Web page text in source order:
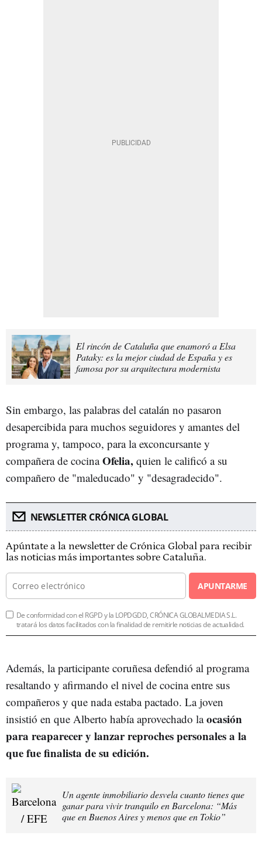
El rincón de Cataluña que enamoró a Elsa
Pataky: es la mejor ciudad de España y es
famosa por su arquitectura modernista
Sin embargo, las palabras del catalán no pasaron
desapercibida para muchos seguidores y amantes del
programa y, tampoco, para la exconcursante y
compañera de cocinaOfelia, quien le calificó a su
compañero de "maleducado" y "desagradecido".
NEWSLETTER CRÓNICA GLOBAL
Apúntate a la newsletter de Crónica Global para recibir
las noticias más importantes sobre Cataluña.
APUNTARME
De conformidad con el RGPD y la LOPDGDD, CRÓNICA GLOBALMEDIA S.L.
tratará los datos facilitados con la finalidad de remitirle noticias de actualidad.
Además, la participante coruñesa defendió al programa
resaltando y afirmando el nivel de cocina entre sus
compañeros y que nada estaba pactado. La joven
insistió en que Alberto había aprovechado laocasión
para reaparecer y lanzar reproches personales a la
que fue finalista de su edición.
Un agente inmobiliario desvela cuanto tienes que
ganar para vivir tranquilo en Barcelona: “Más
que en Buenos Aires y menos que en Tokio”